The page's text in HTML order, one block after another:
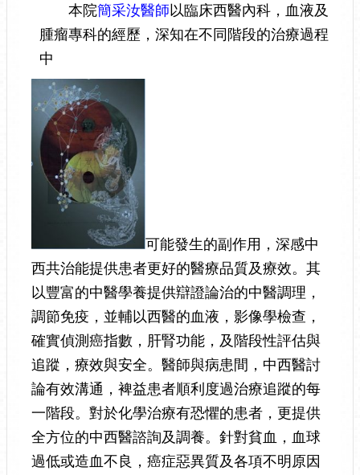
本院簡采汝醫師以臨床西醫內科，血液及
腫瘤專科的經歷，深知在不同階段的治療過程
中
可能發生的副作用，深感中
西共治能提供患者更好的醫療品質及療效。其
以豐富的中醫學養提供辯證論治的中醫調理，
調節免疫，並輔以西醫的血液，影像學檢查，
確實偵測癌指數，肝腎功能，及階段性評估與
追蹤，療效與安全。醫師與病患間，中西醫討
論有效溝通，裨益患者順利度過治療追蹤的每
一階段。對於化學治療有恐懼的患者，更提供
全方位的中西醫諮詢及調養。針對貧血，血球
過低或造血不良，癌症惡異質及各項不明原因